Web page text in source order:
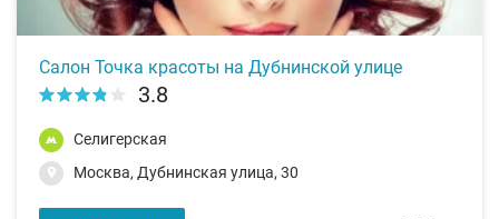
Салон Точка красоты на Дубнинской улице
3.8
Селигерская
Москва, Дубнинская улица, 30